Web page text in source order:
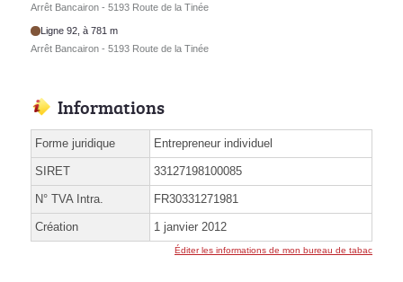
Arrêt Bancairon - 5193 Route de la Tinée
Ligne 92, à 781 m
Arrêt Bancairon - 5193 Route de la Tinée
Informations
Forme juridique Entrepreneur individuel
SIRET 33127198100085
N° TVA Intra. FR30331271981
Création 1 janvier 2012
Éditer les informations de mon bureau de tabac